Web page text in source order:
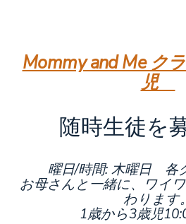
Mommy and Me ク
児
随時生徒を
曜日/時間: 木曜日 各
お母さんと一緒に、ワイ
わります。
1歳から3歳児